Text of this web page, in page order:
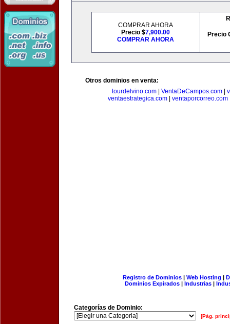
COMPRAR AHORA
Precio $7,900.00
COMPRAR AHORA
Precio
Otros dominios en venta:
tourdelvino.com| VentaDeCampos.com|
ventaestrategica.com| ventaporcorreo.com
Registro de Dominios| Web Hosting |
Dominios Expirados | Industrias |
Categorías de Dominio:
[Pág.